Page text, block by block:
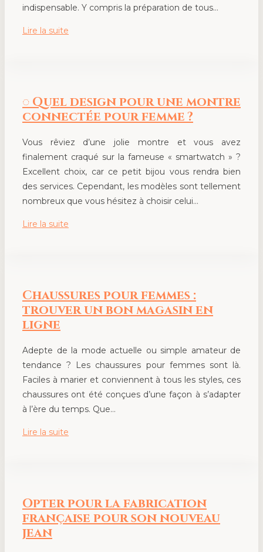
indispensable. Y compris la préparation de tous…
Lire la suite
◌️ Quel design pour une montre
connectée pour femme ?
Vous rêviez d’une jolie montre et vous avez
finalement craqué sur la fameuse « smartwatch » ?
Excellent choix, car ce petit bijou vous rendra bien
des services. Cependant, les modèles sont tellement
nombreux que vous hésitez à choisir celui…
Lire la suite
Chaussures pour femmes :
trouver un bon magasin en
ligne
Adepte de la mode actuelle ou simple amateur de
tendance ? Les chaussures pour femmes sont là.
Faciles à marier et conviennent à tous les styles, ces
chaussures ont été conçues d’une façon à s’adapter
à l’ère du temps. Que…
Lire la suite
Opter pour la fabrication
française pour son nouveau
jean